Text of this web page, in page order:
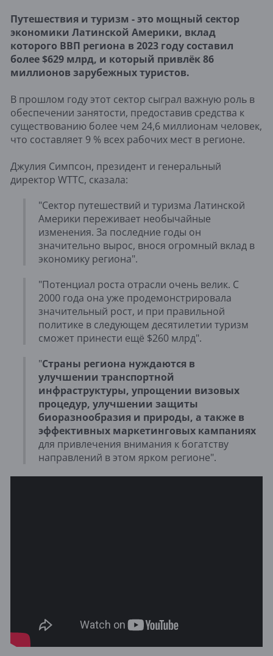
Путешествия и туризм - это мощный сектор
экономики Латинской Америки, вклад
которого ВВП региона в 2023 году составил
более $629 млрд, и который привлёк 86
миллионов зарубежных туристов.
В прошлом году этот сектор сыграл важную роль в
обеспечении занятости, предоставив средства к
существованию более чем 24,6 миллионам человек,
что составляет 9 % всех рабочих мест в регионе.
Джулия Симпсон, президент и генеральный
директор WTTC, сказала:
"Сектор путешествий и туризма Латинской
Америки переживает необычайные
изменения. За последние годы он
значительно вырос, внося огромный вклад в
экономику региона".
"Потенциал роста отрасли очень велик. С
2000 года она уже продемонстрировала
значительный рост, и при правильной
политике в следующем десятилетии туризм
сможет принести ещё $260 млрд".
"Страны региона нуждаются в
улучшении транспортной
инфраструктуры, упрощении визовых
процедур, улучшении защиты
биоразнообразия и природы, а также в
эффективных маркетинговых кампаниях
для привлечения внимания к богатству
направлений в этом ярком регионе".